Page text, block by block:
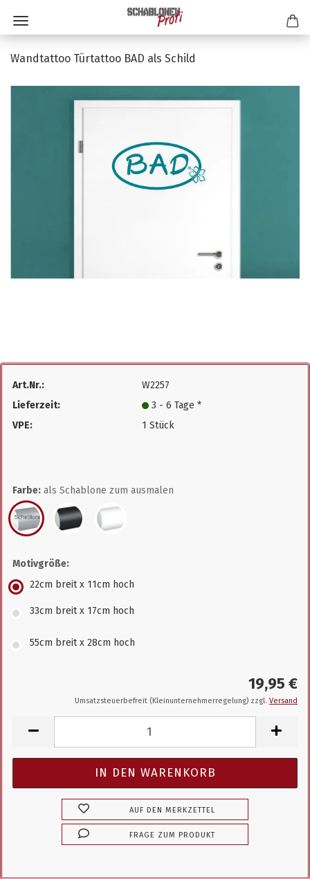
Wandtattoo Türtattoo BAD als Schild
Art.Nr.:
W2257
Lieferzeit:
3 - 6 Tage *
VPE:
1 Stück
Farbe: als Schablone zum ausmalen
Motivgröße:
22cm breit x 11cm hoch
33cm breit x 17cm hoch
55cm breit x 28cm hoch
19,95 €
Umsatzsteuerbefreit (Kleinunternehmerregelung) zzgl. Versand
AUF DEN MERKZETTEL
FRAGE ZUM PRODUKT